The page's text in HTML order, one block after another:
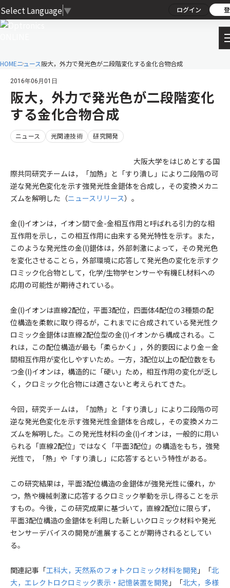
Select Language ▼ ログイン
HOMEニュース阪大，外力で発光色が二段階変化する金化合物合成
2016年06月01日
阪大，外力で発光色が二段階変化
する金化合物合成
ニュース 光関連技術 研究開発
大阪大学をはじめとする国
際共同研究チームは，「加熱」と「すり潰し」により二段階の可
逆な発光色変化を示す強発光性金錯体を合成し，その変換メカニ
ズムを解明した（ニュースリリース）。
金(l)イオンは，イオン間で金-金相互作用と呼ばれる引力的な相
互作用を示し，この相互作用に由来する発光特性を示す。また，
このような発光性の金(l)錯体は，外部刺激によって，その発光色
を変化させることら，外部環境に応答して発光色の変化を示すク
ロミック化合物として，化学/生物学センサーや有機EL材料への
応用の可能性が期待されている。
金(l)イオンは直線2配位，平面3配位，四面体4配位の3種類の配
位構造を柔軟に取り得るが，これまでに合成されている発光性ク
ロミック金錯体は直線2配位型の金(l)イオンから構成される。こ
れは，この配位構造が最も「柔らかく」，外的要因により金－金
間相互作用が変化しやすいため。一方，3配位以上の配位数をも
つ金(l)イオンは，構造的に「硬い」ため，相互作用の変化が乏し
く，クロミック化合物には適さないと考えられてきた。
今回，研究チームは，「加熱」と「すり潰し」により二段階の可
逆な発光色変化を示す強発光性金錯体を合成し，その変換メカニ
ズムを解明した。この発光性材料の金(l)イオンは，一般的に用い
られる「直線2配位」ではなく「平面3配位」の構造をもち，強発
光性で，「熱」や「すり潰し」に応答するという特性がある。
この研究結果は，平面3配位構造の金錯体が強発光性に優れ，か
つ，熱や機械刺激に応答するクロミック挙動を示し得ることを示
すもの。今後，この研究成果に基づいて，直線2配位に限らず，
平面3配位構造の金錯体を利用した新しいクロミック材料や発光
センサーデバイスの開発が進展することが期待されるとしてい
る。
関連記事「工科大，天然系のフォトクロミック材料を開発 」「北
大，エレクトロクロミック表示・記憶装置を開発 」「北大，多様